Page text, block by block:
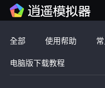
全部 使用帮助
电脑版下载教程